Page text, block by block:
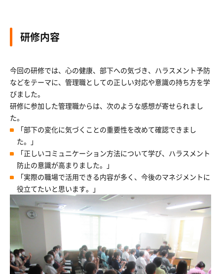
研修内容
今回の研修では、心の健康、部下への気づき、ハラスメント予防
などをテーマに、管理職としての正しい対応や意識の持ち方を学
びました。
研修に参加した管理職からは、次のような感想が寄せられまし
た。
「部下の変化に気づくことの重要性を改めて確認できまし
た。」
「正しいコミュニケーション方法について学び、ハラスメント
防止の意識が高まりました。」
「実際の職場で活用できる内容が多く、今後のマネジメントに
役立てたいと思います。」